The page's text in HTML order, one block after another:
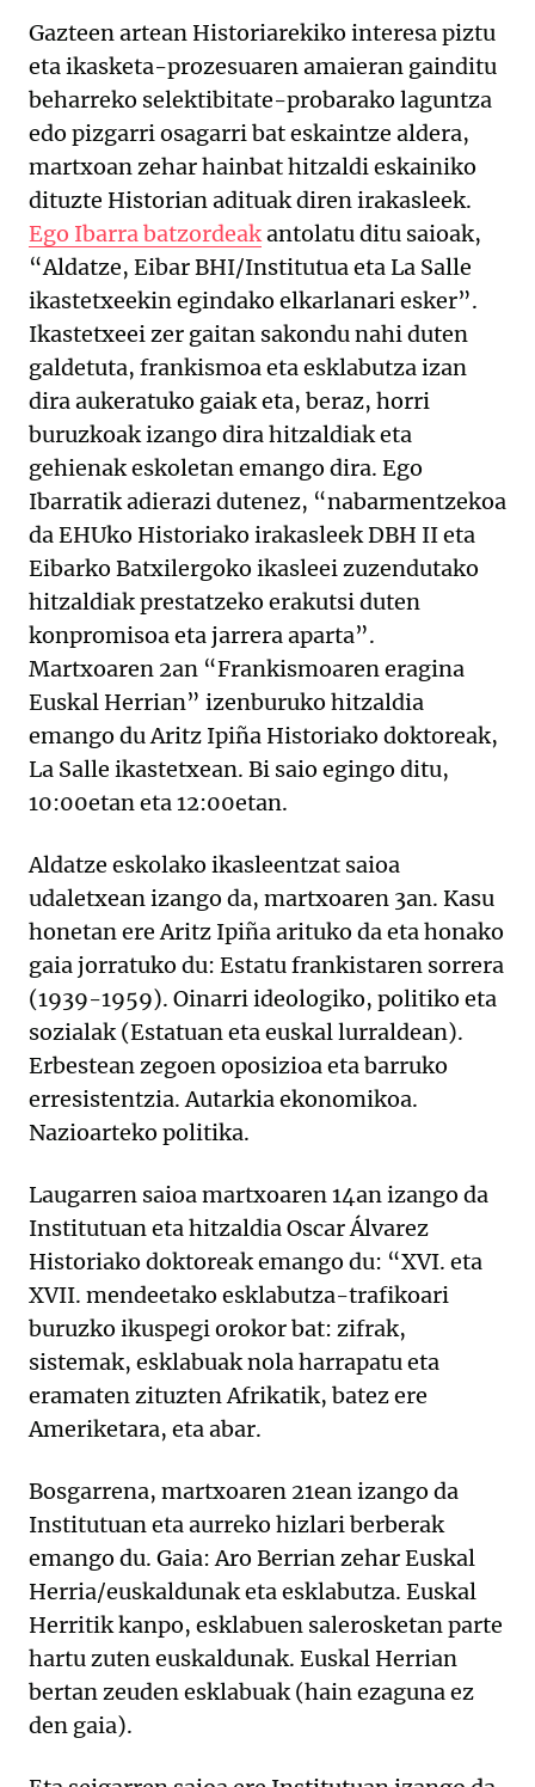
Gazteen artean Historiarekiko interesa piztu
eta ikasketa-prozesuaren amaieran gainditu
beharreko selektibitate-probarako laguntza
edo pizgarri osagarri bat eskaintze aldera,
martxoan zehar hainbat hitzaldi eskainiko
dituzte Historian adituak diren irakasleek.
Ego Ibarra batzordeakantolatu ditu saioak,
“Aldatze, Eibar BHI/Institutua eta La Salle
ikastetxeekin egindako elkarlanari esker”.
Ikastetxeei zer gaitan sakondu nahi duten
galdetuta, frankismoa eta esklabutza izan
dira aukeratuko gaiak eta, beraz, horri
buruzkoak izango dira hitzaldiak eta
gehienak eskoletan emango dira. Ego
Ibarratik adierazi dutenez, “nabarmentzekoa
da EHUko Historiako irakasleek DBH II eta
Eibarko Batxilergoko ikasleei zuzendutako
hitzaldiak prestatzeko erakutsi duten
konpromisoa eta jarrera aparta”.
Martxoaren 2an “Frankismoaren eragina
Euskal Herrian” izenburuko hitzaldia
emango du Aritz Ipiña Historiako doktoreak,
La Salle ikastetxean. Bi saio egingo ditu,
10:00etan eta 12:00etan.
Aldatze eskolako ikasleentzat saioa
udaletxean izango da, martxoaren 3an. Kasu
honetan ere Aritz Ipiña arituko da eta honako
gaia jorratuko du: Estatu frankistaren sorrera
(1939-1959). Oinarri ideologiko, politiko eta
sozialak (Estatuan eta euskal lurraldean).
Erbestean zegoen oposizioa eta barruko
erresistentzia. Autarkia ekonomikoa.
Nazioarteko politika.
Laugarren saioa martxoaren 14an izango da
Institutuan eta hitzaldia Oscar Álvarez
Historiako doktoreak emango du: “XVI. eta
XVII. mendeetako esklabutza-trafikoari
buruzko ikuspegi orokor bat: zifrak,
sistemak, esklabuak nola harrapatu eta
eramaten zituzten Afrikatik, batez ere
Ameriketara, eta abar.
Bosgarrena, martxoaren 21ean izango da
Institutuan eta aurreko hizlari berberak
emango du. Gaia: Aro Berrian zehar Euskal
Herria/euskaldunak eta esklabutza. Euskal
Herritik kanpo, esklabuen salerosketan parte
hartu zuten euskaldunak. Euskal Herrian
bertan zeuden esklabuak (hain ezaguna ez
den gaia).